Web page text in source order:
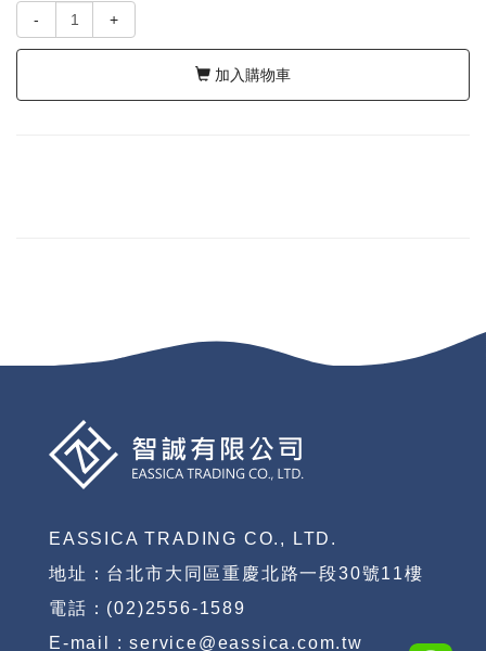
- +
加入購物車
EASSICA TRADING CO., LTD.
地址：台北市大同區重慶北路一段30號11樓
電話：(02)2556-1589
E-mail : service@eassica.com.tw